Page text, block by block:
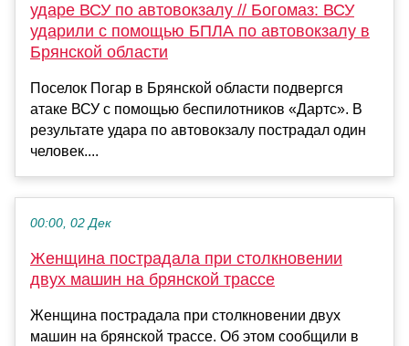
ударе ВСУ по автовокзалу // Богомаз: ВСУ
ударили с помощью БПЛА по автовокзалу в
Брянской области
Поселок Погар в Брянской области подвергся
атаке ВСУ с помощью беспилотников «Дартс». В
результате удара по автовокзалу пострадал один
человек....
00:00, 02 Дек
Женщина пострадала при столкновении
двух машин на брянской трассе
Женщина пострадала при столкновении двух
машин на брянской трассе. Об этом сообщили в